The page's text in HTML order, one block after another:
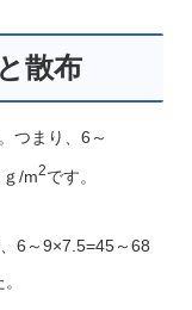
散布
つまり、6～
/m2です。
6～9×7.5=45～68